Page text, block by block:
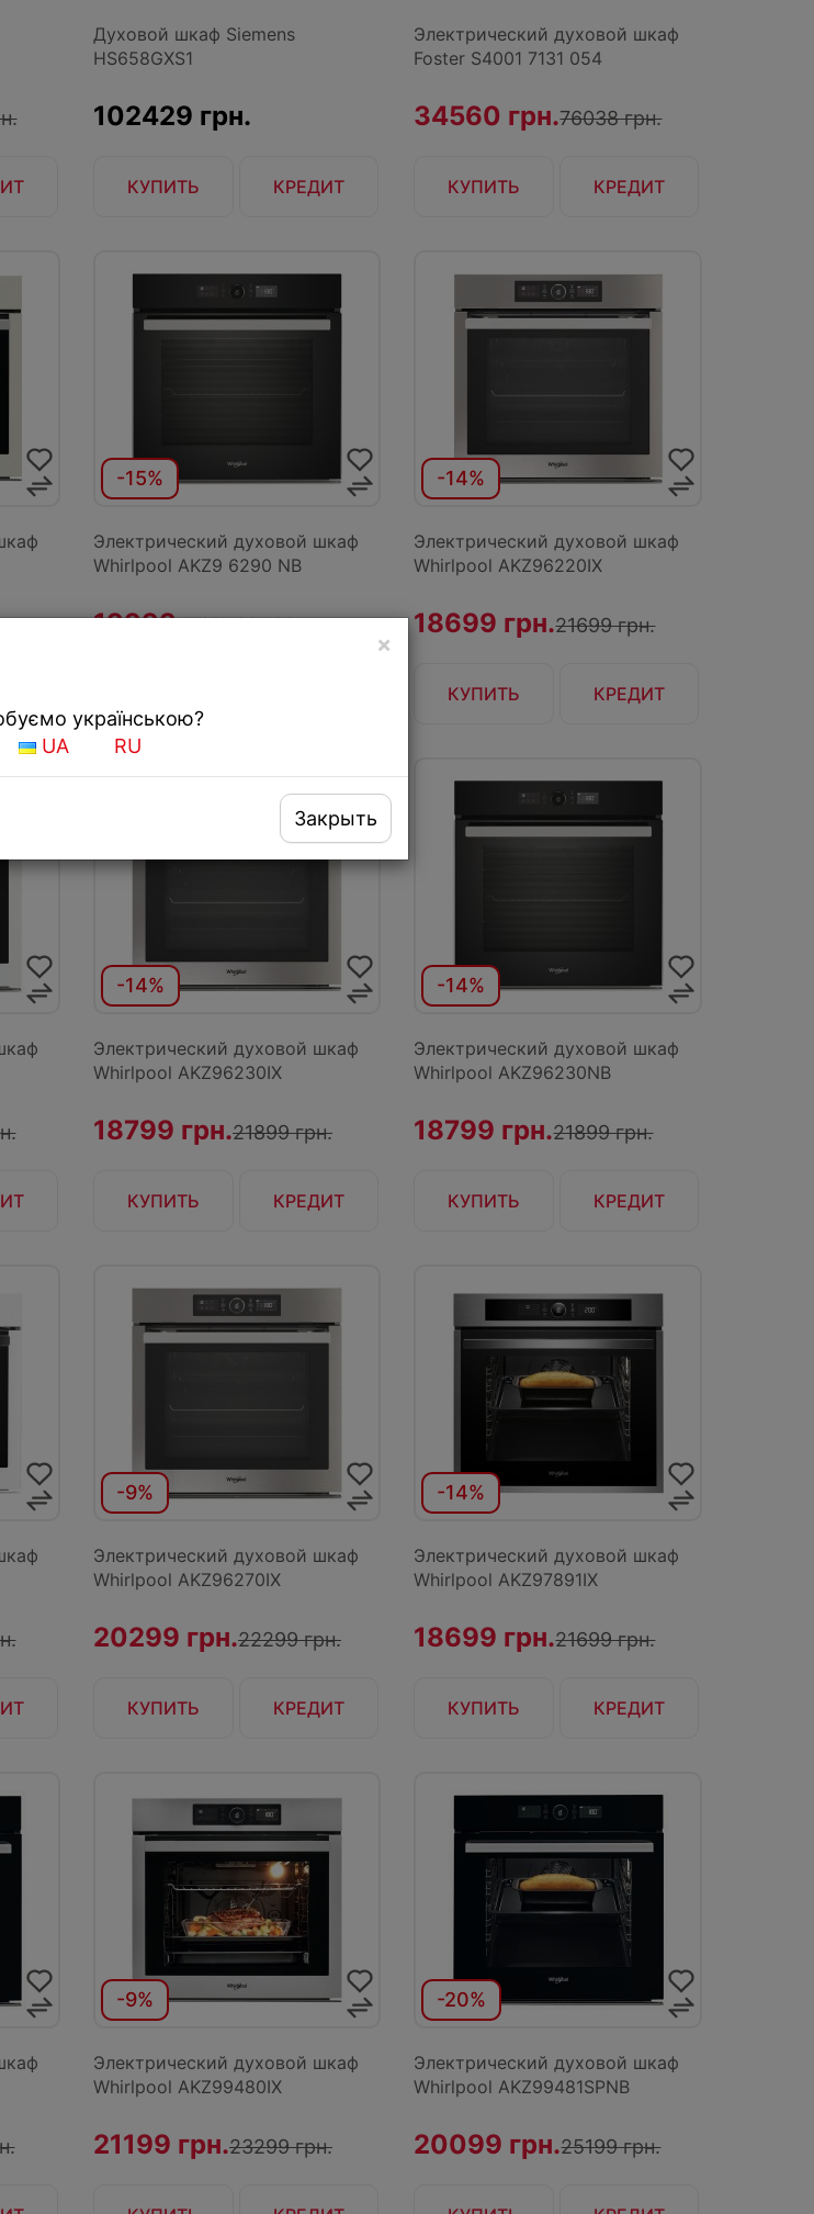
×
українською?
UA
RU
Закрыть
Духовой шкаф Siemens
HS658GXS1
102429 грн.
КУПИТЬ КРЕДИТ
Электрический духовой шкаф
Foster S4001 7131 054
34560 грн.76038 грн.
КУПИТЬ КРЕДИТ
-15%
Электрический духовой шкаф
Whirlpool AKZ9 6290 NB
19999 грн.23499 грн.
-14%
Электрический духовой шкаф
Whirlpool AKZ96220IX
18699 грн.21699 грн.
КУПИТЬ КРЕДИТ
-14%
Электрический духовой шкаф
Whirlpool AKZ96230IX
18799 грн.21899 грн.
КУПИТЬ КРЕДИТ
-14%
Электрический духовой шкаф
Whirlpool AKZ96230NB
18799 грн.21899 грн.
КУПИТЬ КРЕДИТ
-9%
Электрический духовой шкаф
Whirlpool AKZ96270IX
20299 грн.22299 грн.
КУПИТЬ КРЕДИТ
-14%
Электрический духовой шкаф
Whirlpool AKZ97891IX
18699 грн.21699 грн.
КУПИТЬ КРЕДИТ
-9%
Электрический духовой шкаф
Whirlpool AKZ99480IX
21199 грн.23299 грн.
-20%
Электрический духовой шкаф
Whirlpool AKZ99481SPNB
20099 грн.25199 грн.